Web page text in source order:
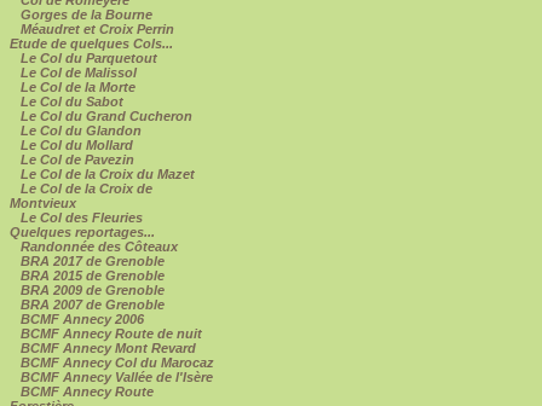
Gorges de la Bourne
Méaudret et Croix Perrin
Etude de quelques Cols...
Le Col du Parquetout
Le Col de Malissol
Le Col de la Morte
Le Col du Sabot
Le Col du Grand Cucheron
Le Col du Glandon
Le Col du Mollard
Le Col de Pavezin
Le Col de la Croix du Mazet
Le Col de la Croix de
Montvieux
Le Col des Fleuries
Quelques reportages...
Randonnée des Côteaux
BRA 2017 de Grenoble
BRA 2015 de Grenoble
BRA 2009 de Grenoble
BRA 2007 de Grenoble
BCMF Annecy 2006
BCMF Annecy Route de nuit
BCMF Annecy Mont Revard
BCMF Annecy Col du Marocaz
BCMF Annecy Vallée de l'Isère
BCMF Annecy Route